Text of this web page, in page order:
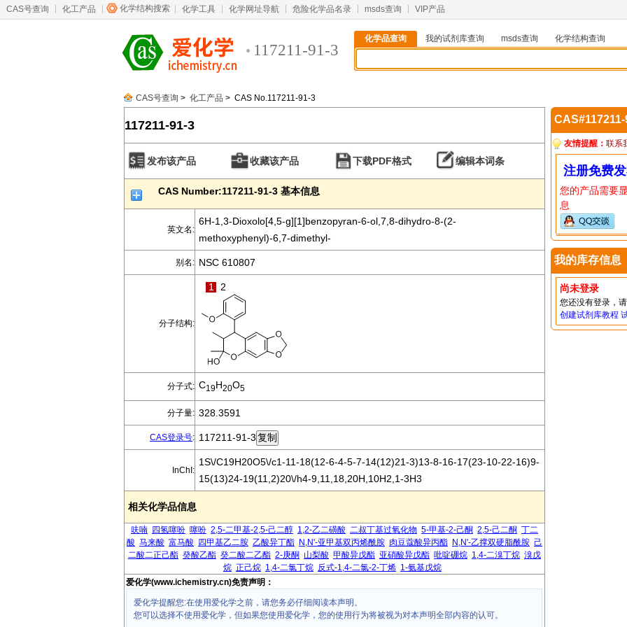
CAS号查询 化工产品 化学结构搜索 化学工具 化学网址导航 危险化学品名录 msds查询 VIP产品
117211-91-3
化学品查询 我的试剂库查询 msds查询
化学结构查询
CAS号查询 > 化工产品 > CAS No.117211-91-3
117211-91-3
发布该产品 收藏该产品 下载PDF格式 编辑本词条
CAS Number:117211-91-3 基本信息
英文名:
6H-1,3-Dioxolo[4,5-g][1]benzopyran-6-ol,7,8-dihydro-8-(2-
methoxyphenyl)-6,7-dimethyl-
别名: NSC 610807
分子结构:
1 2
分子式: C19H20O5
分子量: 328.3591
CAS登录号: 117211-91-3
InChI:
1S\/C19H20O5\/c1-11-18(12-6-4-5-7-14(12)21-3)13-8-16-17(23-10-22-16)9-
15(13)24-19(11,2)20\/h4-9,11,18,20H,10H2,1-3H3
相关化学品信息
呋喃 四氢噻吩 噻吩 2,5-二甲基-2,5-己二醇 1,2-乙二磺酸 二叔丁基过氧化物 5-甲基-2-己酮 2,5-己二酮 丁二
酸 马来酸 富马酸 四甲基乙二胺 乙酸异丁酯 N,N'-亚甲基双丙烯酰胺 肉豆蔻酸异丙酯 N,N'-乙撑双硬脂酰胺 己
二酸二正己酯 癸酸乙酯 癸二酸二乙酯 2-庚酮 山梨酸 甲酸异戊酯 亚硝酸异戊酯 吡啶硼烷 1,4-二溴丁烷 溴戊
烷 正己烷 1,4-二氯丁烷 反式-1,4-二氯-2-丁烯 1-氨基戊烷
爱化学(www.ichemistry.cn)免责声明：
爱化学提醒您:在使用爱化学之前，请您务必仔细阅读本声明。
您可以选择不使用爱化学，但如果您使用爱化学，您的使用行为将被视为对本声明全部内容的认可。
友情提醒： 联系
注册免费
您的产品需要
息
我的库存信息
尚未登录
您还没有登录，
创建试剂库教程